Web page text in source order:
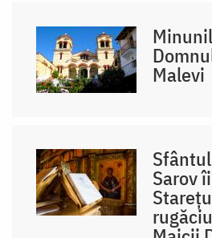
Malevi
Sarov